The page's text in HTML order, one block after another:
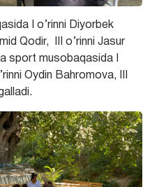
I o’rinni Diyorbek
Qodir, III o’rinni Jasur
sport musobaqasida I
Oydin Bahromova, III